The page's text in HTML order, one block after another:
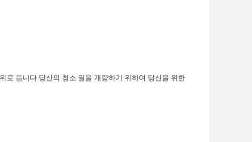
로 듭니다 당신의 청소 일을 개량하기 위하여 당신을 위한